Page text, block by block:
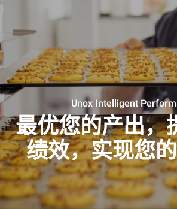
Unox Intelligent
最优您的产出，
绩效，实现您